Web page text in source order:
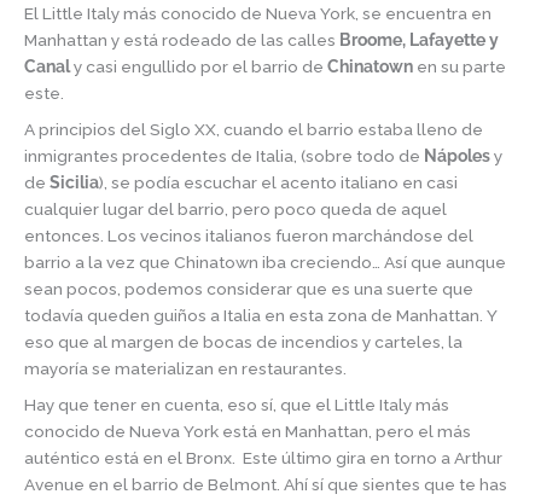
El Little Italy más conocido de Nueva York, se encuentra en
Manhattan y está rodeado de las calles Broome, Lafayette y
Canaly casi engullido por el barrio de Chinatown en su parte
este.
A principios del Siglo XX, cuando el barrio estaba lleno de
inmigrantes procedentes de Italia, (sobre todo de Nápolesy
de Sicilia), se podía escuchar el acento italiano en casi
cualquier lugar del barrio, pero poco queda de aquel
entonces. Los vecinos italianos fueron marchándose del
barrio a la vez que Chinatown iba creciendo… Así que aunque
sean pocos, podemos considerar que es una suerte que
todavía queden guiños a Italia en esta zona de Manhattan. Y
eso que al margen de bocas de incendios y carteles, la
mayoría se materializan en restaurantes.
Hay que tener en cuenta, eso sí, que el Little Italy más
conocido de Nueva York está en Manhattan, pero el más
auténtico está en el Bronx. Este último gira en torno a Arthur
Avenue en el barrio de Belmont. Ahí sí que sientes que te has